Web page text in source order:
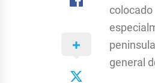
general